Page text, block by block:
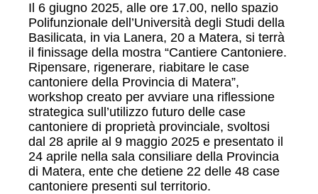
Il 6 giugno 2025, alle ore 17.00, nello spazio
Polifunzionale dell’Università degli Studi della
Basilicata, in via Lanera, 20 a Matera, si terrà
il finissage della mostra “Cantiere Cantoniere.
Ripensare, rigenerare, riabitare le case
cantoniere della Provincia di Matera”,
workshop creato per avviare una riflessione
strategica sull’utilizzo futuro delle case
cantoniere di proprietà provinciale, svoltosi
dal 28 aprile al 9 maggio 2025 e presentato il
24 aprile nella sala consiliare della Provincia
di Matera, ente che detiene 22 delle 48 case
cantoniere presenti sul territorio.